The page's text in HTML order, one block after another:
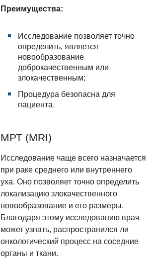
Преимущества:
Исследование позволяет точно
определить, является
новообразование
доброкачественным или
злокачественным;
Процедура безопасна для
пациента.
МРТ (MRI)
Исследование чаще всего назначается
при раке среднего или внутреннего
уха. Оно позволяет точно определить
локализацию злокачественного
новообразование и его размеры.
Благодаря этому исследованию врач
может узнать, распространился ли
онкологический процесс на соседние
органы и ткани.